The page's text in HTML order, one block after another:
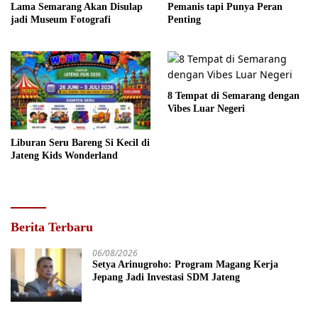
Lama Semarang Akan Disulap
jadi Museum Fotografi
Pemanis tapi Punya Peran
Penting
Liburan Seru Bareng Si Kecil di
Jateng Kids Wonderland
8 Tempat di Semarang dengan
Vibes Luar Negeri
Berita Terbaru
06/08/2026
Setya Arinugroho: Program Magang Kerja
Jepang Jadi Investasi SDM Jateng